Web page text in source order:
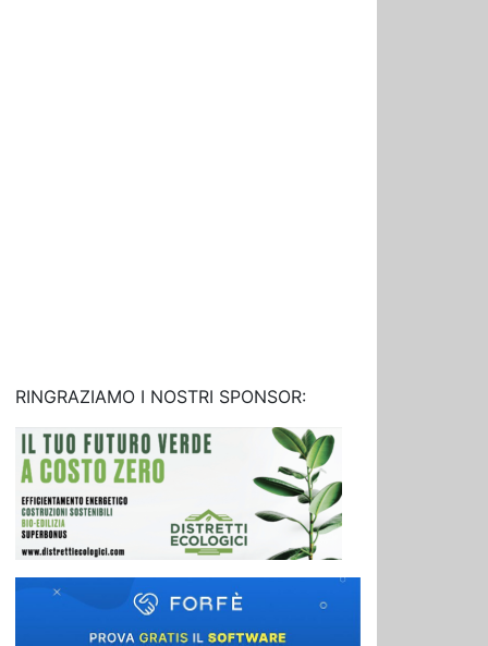
RINGRAZIAMO I NOSTRI SPONSOR: